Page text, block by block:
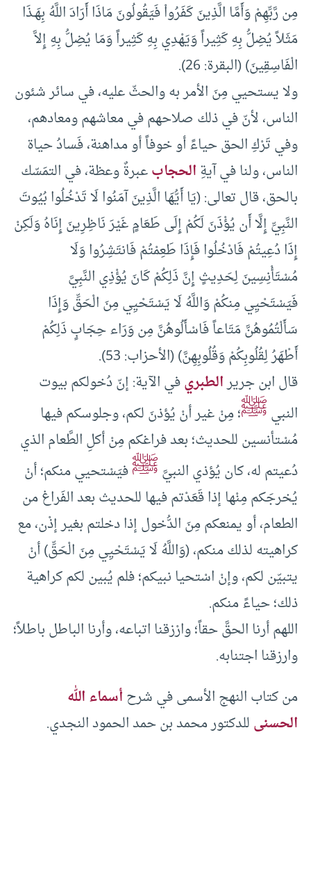
مِن رَّبِّهِمْ وَأَمَّا الَّذِينَ كَفَرُواْ فَيَقُولُونَ مَاذَا أَرَادَ اللَّهُ بِهَـذَا
مَثَلاً يُضِلُّ بِهِ كَثِيراً وَيَهْدِي بِهِ كَثِيراً وَمَا يُضِلُّ بِهِ إِلاَّ
الْفَاسِقِينَ) (البقرة: 26).
ولا يستحيي مِنَ الأمر به والحثّ عليه، في سائر شئون
الناس، لأنّ في ذلك صلاحهم في معاشهم ومعادهم،
وفي تَرْكِ الحق حياءً أو خوفاً أو مداهنة، فَسادُ حياة
الناس، ولنا في آيةِالحجابعبرةٌ وعظة، في التمَسّك
بالحق، قال تعالى: (يَا أَيُّهَا الَّذِينَ آمَنُوا لَا تَدْخُلُوا بُيُوتَ
النَّبِيِّ إِلَّا أَن يُؤْذَنَ لَكُمْ إِلَى طَعَامٍ غَيْرَ نَاظِرِينَ إِنَاهُ وَلَكِنْ
إِذَا دُعِيتُمْ فَادْخُلُوا فَإِذَا طَعِمْتُمْ فَانتَشِرُوا وَلَا
مُسْتَأْنِسِينَ لِحَدِيثٍ إِنَّ ذَلِكُمْ كَانَ يُؤْذِي النَّبِيَّ
فَيَسْتَحْيِي مِنكُمْ وَاللَّهُ لَا يَسْتَحْيِي مِنَ الْحَقِّ وَإِذَا
سَأَلْتُمُوهُنَّ مَتَاعاً فَاسْأَلُوهُنَّ مِن وَرَاء حِجَابٍ ذَلِكُمْ
أَطْهَرُ لِقُلُوبِكُمْ وَقُلُوبِهِنَّ) (الأحزاب: 53).
قال ابن جريرالطبريفي الآية: إنّ دُخولكم بيوت
النبيﷺ؛ مِنْ غير أنْ يُؤذنَ لكم، وجلوسكم فيها
مُسْتأنسين للحديث؛ بعد فراغكم مِنْ أكلِ الطَّعام الذي
دُعيتم له، كان يُؤذي النبيَّﷺفيَسْتحيي منكم؛ أنْ
يُخرجَكم مِنْها إذا قَعَدْتم فيها للحديث بعد الفَراغ من
الطعام، أو يمنعكم مِنَ الدُّخول إذا دخلتم بغير إذْن، مع
كراهيته لذلك منكم، (وَاللَّهُ لَا يَسْتَحْيِي مِنَ الْحَقِّ) أنْ
يتبيّن لكم، وإنْ اسْتحيا نبيكم؛ فلم يُبين لكم كراهية
ذلك؛ حياءً منكم.
اللهم أرنا الحقَّ حقاً؛ وارْزقنا اتباعه، وأرنا الباطل باطلاً؛
وارزقنا اجتنابه.
من كتاب النهج الأسمى في شرحأسماء الله
الحسنىللدكتور محمد بن حمد الحمود النجدي.